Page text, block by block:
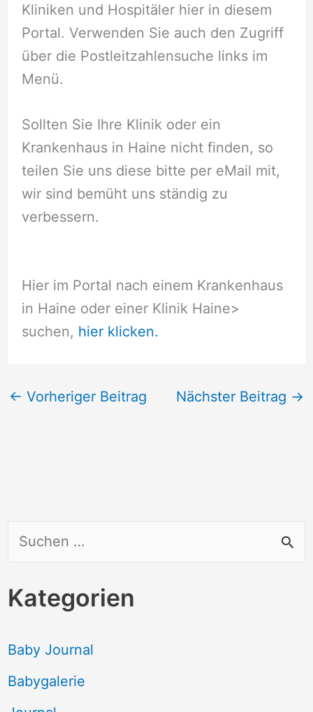
c
e
n
Kategorien
Baby Journal
Babygalerie
Kliniken und Hospitäler hier in diesem
Portal. Verwenden Sie auch den Zugriff
über die Postleitzahlensuche links im
Menü.
Sollten Sie Ihre Klinik oder ein
Krankenhaus in Haine nicht finden, so
teilen Sie uns diese bitte per eMail mit,
wir sind bemüht uns ständig zu
verbessern.
Hier im Portal nach einem Krankenhaus
in Haine oder einer Klinik Haine>
suchen, hier klicken.
← Vorheriger Beitrag Nächster Beitrag →